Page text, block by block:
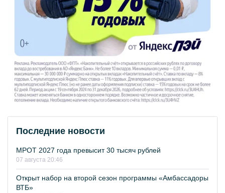
Последние новости
МРОТ 2027 года превысит 30 тысяч рублей
07 августа 20:46
Открыт набор на второй сезон программы «Амбассадоры
ВТБ»